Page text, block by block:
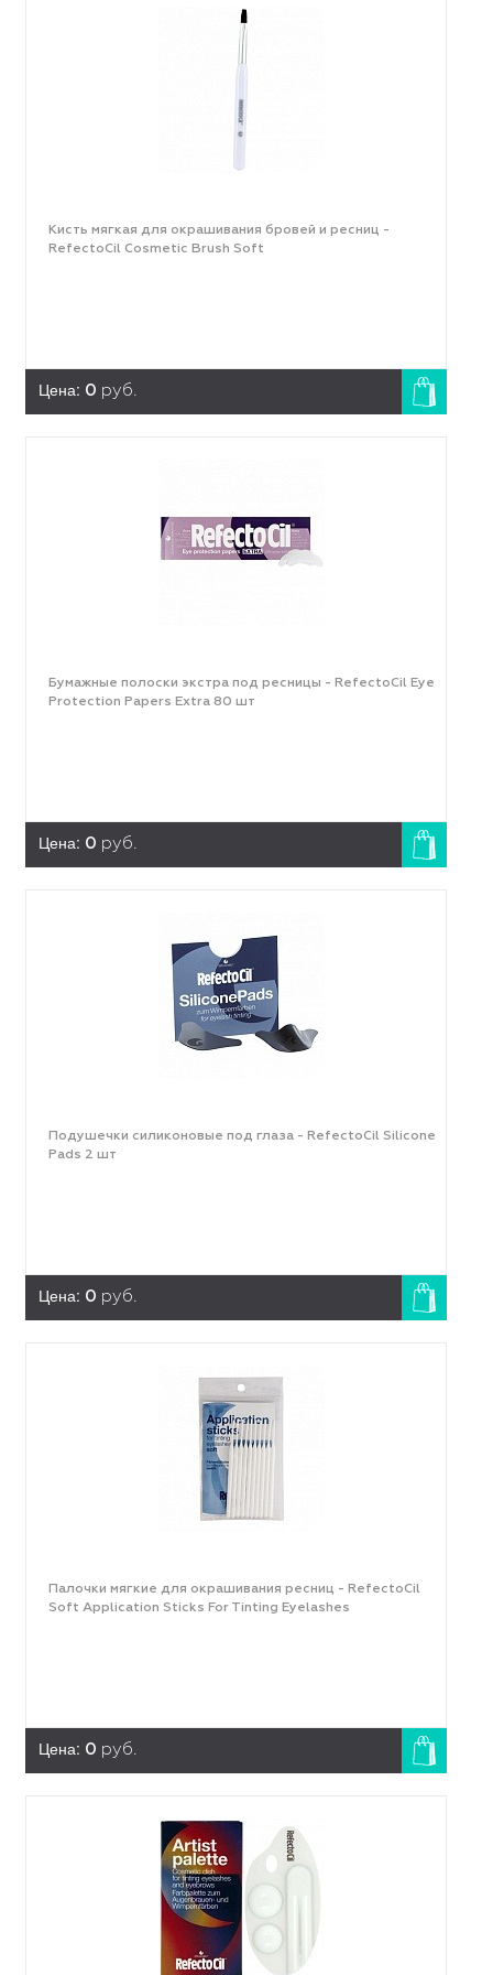
Кисть мягкая для окрашивания бровей и ресниц -
RefectoCil Cosmetic Brush Soft
Цена: 0 руб.
Бумажные полоски экстра под ресницы - RefectoCil Eye
Protection Papers Extra 80 шт
Цена: 0 руб.
Подушечки силиконовые под глаза - RefectoCil Silicone
Pads 2 шт
Цена: 0 руб.
Палочки мягкие для окрашивания ресниц - RefectoCil
Soft Application Sticks For Tinting Eyelashes
Цена: 0 руб.